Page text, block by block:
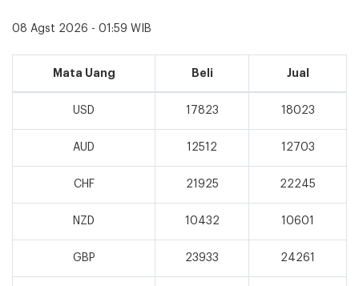
08 Agst 2026 - 01:59 WIB
Mata Uang Beli Jual
USD 17823 18023
AUD 12512 12703
CHF 21925 22245
NZD 10432 10601
GBP 23933 24261